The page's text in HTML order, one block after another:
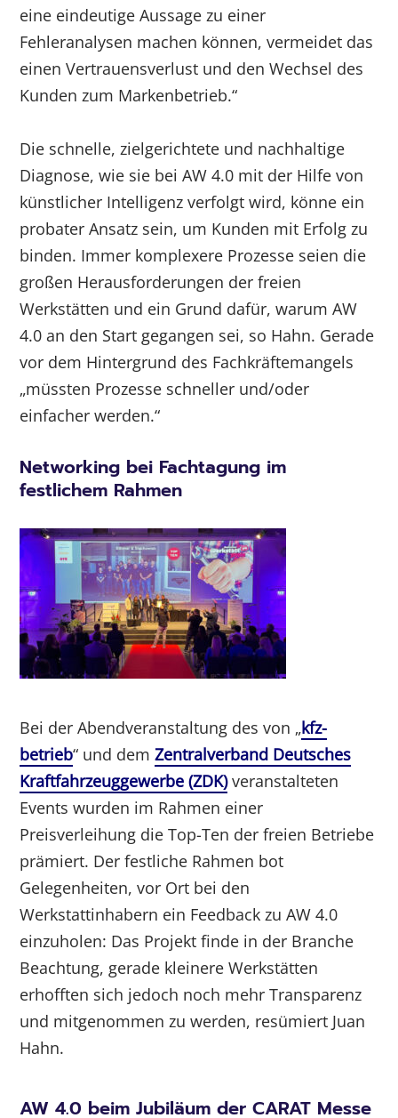
eine eindeutige Aussage zu einer
Fehleranalysen machen können, vermeidet das
einen Vertrauensverlust und den Wechsel des
Kunden zum Markenbetrieb.“
Die schnelle, zielgerichtete und nachhaltige
Diagnose, wie sie bei AW 4.0 mit der Hilfe von
künstlicher Intelligenz verfolgt wird, könne ein
probater Ansatz sein, um Kunden mit Erfolg zu
binden. Immer komplexere Prozesse seien die
großen Herausforderungen der freien
Werkstätten und ein Grund dafür, warum AW
4.0 an den Start gegangen sei, so Hahn. Gerade
vor dem Hintergrund des Fachkräftemangels
„müssten Prozesse schneller und/oder
einfacher werden.“
Networking bei Fachtagung im
festlichem Rahmen
Bei der Abendveranstaltung des von „kfz-
betrieb“ und demZentralverband Deutsches
Kraftfahrzeuggewerbe (ZDK)veranstalteten
Events wurden im Rahmen einer
Preisverleihung die Top-Ten der freien Betriebe
prämiert. Der festliche Rahmen bot
Gelegenheiten, vor Ort bei den
Werkstattinhabern ein Feedback zu AW 4.0
einzuholen: Das Projekt finde in der Branche
Beachtung, gerade kleinere Werkstätten
erhofften sich jedoch noch mehr Transparenz
und mitgenommen zu werden, resümiert Juan
Hahn.
AW 4.0 beim Jubiläum der CARAT Messe